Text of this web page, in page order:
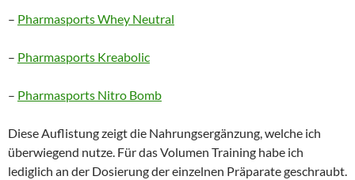
– Pharmasports Whey Neutral
– Pharmasports Kreabolic
– Pharmasports Nitro Bomb
Diese Auflistung zeigt die Nahrungsergänzung, welche ich
überwiegend nutze. Für das Volumen Training habe ich
lediglich an der Dosierung der einzelnen Präparate geschraubt.